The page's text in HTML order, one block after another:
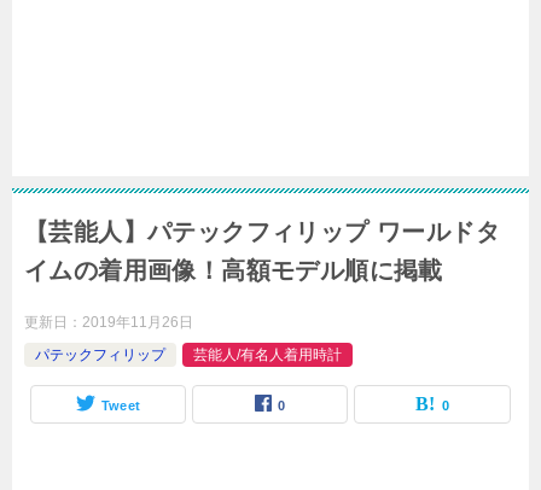
【芸能人】パテックフィリップ ワールドタ
イムの着用画像！高額モデル順に掲載
更新日： 2019年11月26日
パテックフィリップ
芸能人/有名人着用時計
Tweet 0 0